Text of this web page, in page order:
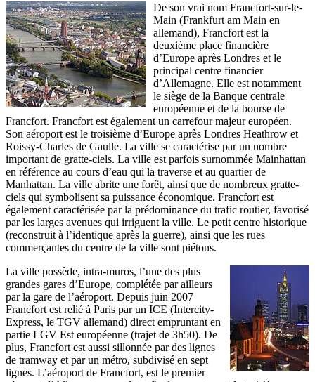
De son vrai nom Francfort-sur-le-
Main (Frankfurt am Main en
allemand), Francfort est la
deuxième place financière
d’Europe après Londres et le
principal centre financier
d’Allemagne. Elle est notamment
le siège de la Banque centrale
européenne et de la bourse de
Francfort. Francfort est également un carrefour majeur européen.
Son aéroport est le troisième d’Europe après Londres Heathrow et
Roissy-Charles de Gaulle. La ville se caractérise par un nombre
important de gratte-ciels. La ville est parfois surnommée Mainhattan
en référence au cours d’eau qui la traverse et au quartier de
Manhattan. La ville abrite une forêt, ainsi que de nombreux gratte-
ciels qui symbolisent sa puissance économique. Francfort est
également caractérisée par la prédominance du trafic routier, favorisé
par les larges avenues qui irriguent la ville. Le petit centre historique
(reconstruit à l’identique après la guerre), ainsi que les rues
commerçantes du centre de la ville sont piétons.
La ville possède, intra-muros, l’une des plus
grandes gares d’Europe, complétée par ailleurs
par la gare de l’aéroport. Depuis juin 2007
Francfort est relié à Paris par un ICE (Intercity-
Express, le TGV allemand) direct empruntant en
partie LGV Est européenne (trajet de 3h50). De
plus, Francfort est aussi sillonnée par des lignes
de tramway et par un métro, subdivisé en sept
lignes. L’aéroport de Francfort, est le premier